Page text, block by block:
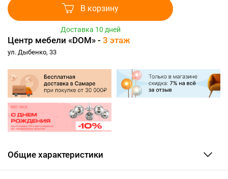
В корзину
Доставка 10 дней
Центр мебели «DOM» - 3 этаж
ул. Дыбенко, 33
Общие характеристики